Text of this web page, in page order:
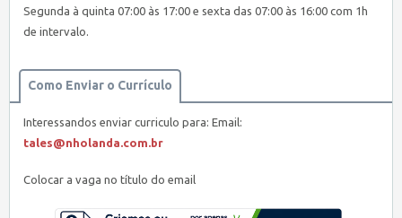
Segunda à quinta 07:00 às 17:00 e sexta das 07:00 às 16:00 com 1h
de intervalo.
Como Enviar o Currículo
Interessandos enviar curriculo para: Email:
tales@nholanda.com.br
Colocar a vaga no título do email